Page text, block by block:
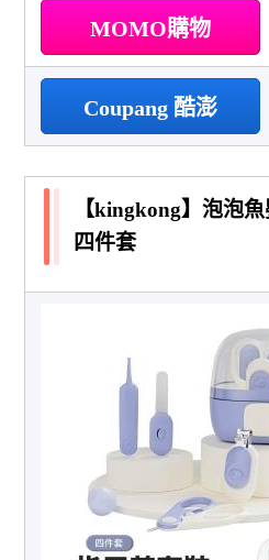
MOMO購物
Coupang 酷澎
【kingkong】泡泡
四件套